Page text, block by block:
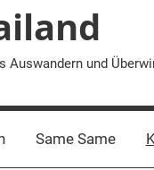
und
Same Same